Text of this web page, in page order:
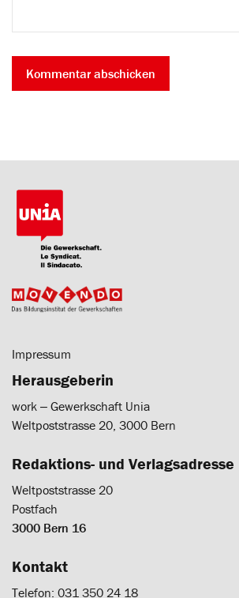
Impressum
Herausgeberin
work ‒ Gewerkschaft Unia
Weltpoststrasse 20, 3000 Bern
Redaktions- und Verlagsadresse
Weltpoststrasse 20
Postfach
3000 Bern 16
Kontakt
Telefon: 031 350 24 18